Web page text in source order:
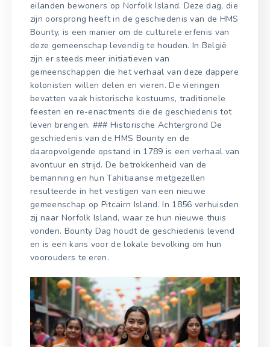
eilanden bewoners op Norfolk Island. Deze dag, die
zijn oorsprong heeft in de geschiedenis van de HMS
Bounty, is een manier om de culturele erfenis van
deze gemeenschap levendig te houden. In België
zijn er steeds meer initiatieven van
gemeenschappen die het verhaal van deze dappere
kolonisten willen delen en vieren. De vieringen
bevatten vaak historische kostuums, traditionele
feesten en re-enactments die de geschiedenis tot
leven brengen. ### Historische Achtergrond De
geschiedenis van de HMS Bounty en de
daaropvolgende opstand in 1789 is een verhaal van
avontuur en strijd. De betrokkenheid van de
bemanning en hun Tahitiaanse metgezellen
resulteerde in het vestigen van een nieuwe
gemeenschap op Pitcairn Island. In 1856 verhuisden
zij naar Norfolk Island, waar ze hun nieuwe thuis
vonden. Bounty Dag houdt de geschiedenis levend
en is een kans voor de lokale bevolking om hun
voorouders te eren.